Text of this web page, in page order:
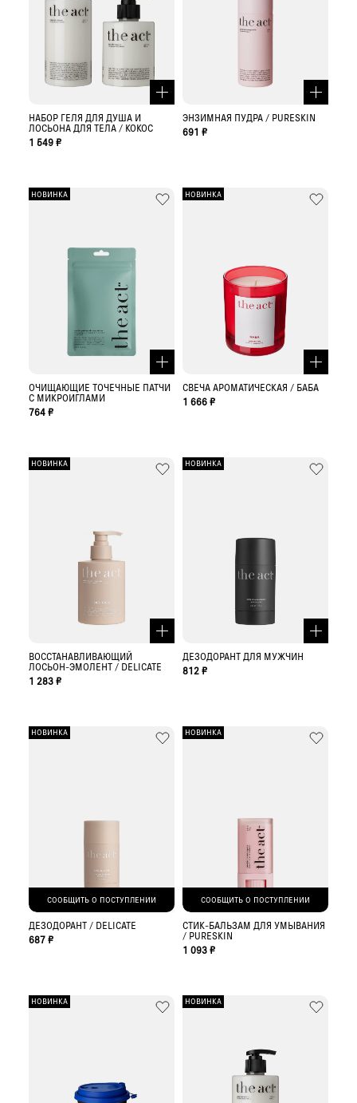
НАБОР ГЕЛЯ ДЛЯ ДУША И
ЛОСЬОНА ДЛЯ ТЕЛА / КОКОС
1 549 ₽
ЭНЗИМНАЯ ПУДРА / PURESKIN
691 ₽
НОВИНКА
ОЧИЩАЮЩИЕ ТОЧЕЧНЫЕ ПАТЧИ
С МИКРОИГЛАМИ
764 ₽
НОВИНКА
СВЕЧА АРОМАТИЧЕСКАЯ / БАБА
1 666 ₽
НОВИНКА
ВОССТАНАВЛИВАЮЩИЙ
ЛОСЬОН-ЭМОЛЕНТ / DELICATE
1 283 ₽
НОВИНКА
ДЕЗОДОРАНТ ДЛЯ МУЖЧИН
812 ₽
НОВИНКА
СООБЩИТЬ О ПОСТУПЛЕНИИ
ДЕЗОДОРАНТ / DELICATE
687 ₽
НОВИНКА
СООБЩИТЬ О ПОСТУПЛЕНИИ
СТИК-БАЛЬЗАМ ДЛЯ УМЫВАНИЯ
/ PURESKIN
1 093 ₽
НОВИНКА НОВИНКА